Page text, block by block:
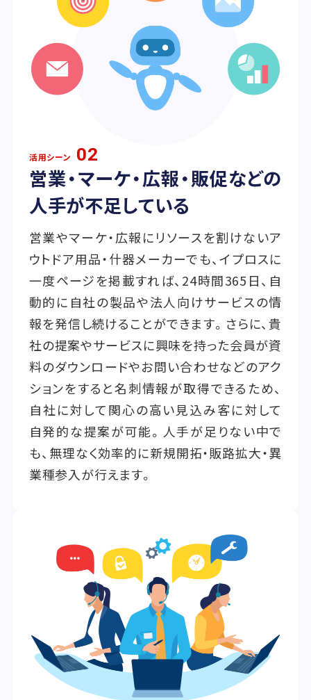
活用シーン 02
営業・マーケ・広報・販促などの
人手が不足している
営業やマーケ・広報にリソースを割けないア
ウトドア用品・什器メーカーでも、イプロスに
一度ページを掲載すれば、24時間365日、自
動的に自社の製品や法人向けサービスの情
報を発信し続けることができます。さらに、貴
社の提案やサービスに興味を持った会員が資
料のダウンロードやお問い合わせなどのアク
ションをすると名刺情報が取得できるため、
自社に対して関心の高い見込み客に対して
自発的な提案が可能。人手が足りない中で
も、無理なく効率的に新規開拓・販路拡大・異
業種参入が行えます。